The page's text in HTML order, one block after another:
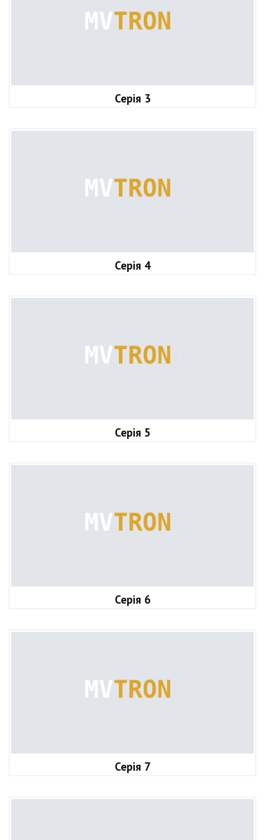
Серія 3
Серія 4
Серія 5
Серія 6
Серія 7